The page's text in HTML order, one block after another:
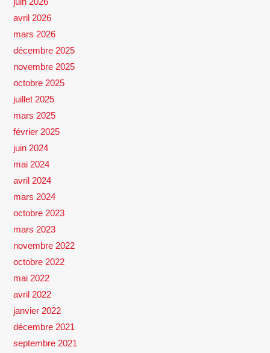
avril 2026
mars 2026
décembre 2025
novembre 2025
octobre 2025
juillet 2025
mars 2025
février 2025
juin 2024
mai 2024
avril 2024
mars 2024
octobre 2023
mars 2023
novembre 2022
octobre 2022
mai 2022
avril 2022
janvier 2022
décembre 2021
septembre 2021